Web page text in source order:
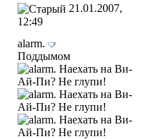
21.01.2007,
12:49
alarm.
Поддымом